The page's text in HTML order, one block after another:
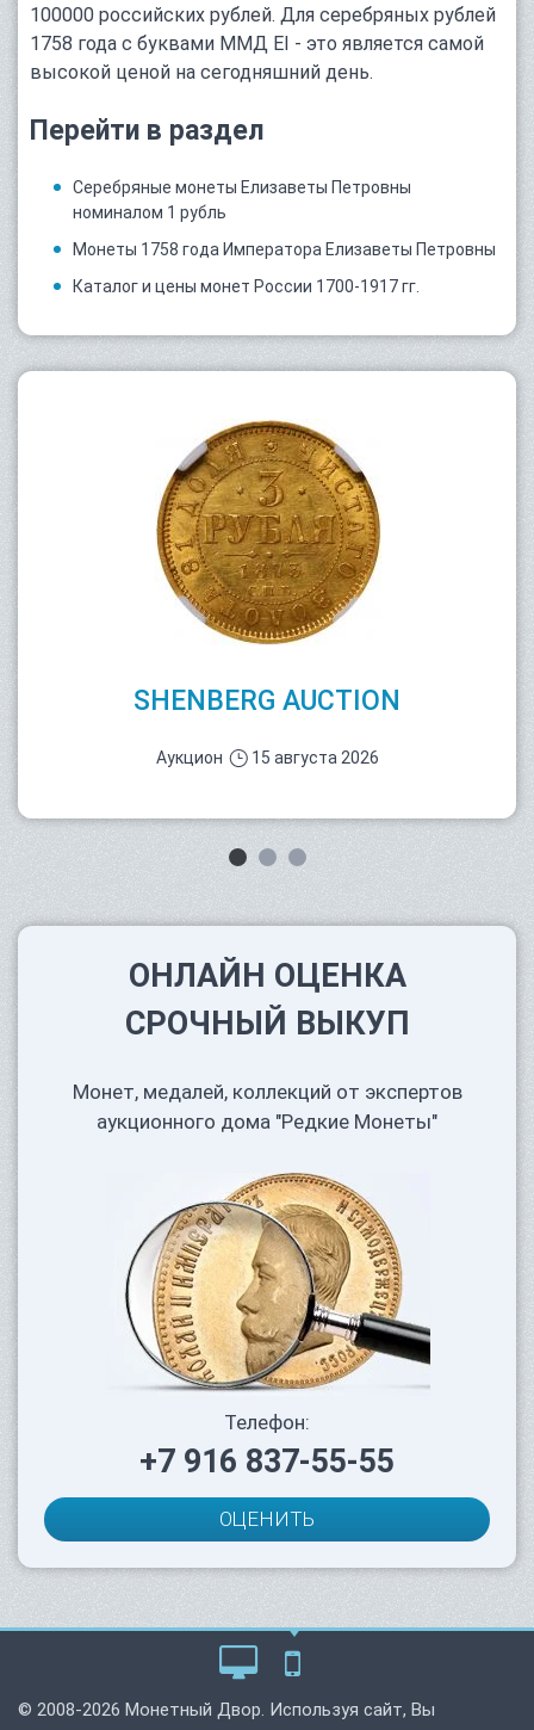
100000 российских рублей. Для серебряных рублей
1758 года с буквами ММД ЕI - это является самой
высокой ценой на сегодняшний день.
Перейти в раздел
Серебряные монеты Елизаветы Петровны
номиналом 1 рубль
Монеты 1758 года Императора Елизаветы Петровны
Каталог и цены монет России 1700-1917 гг.
SHENBERG AUCTION
Аукцион 15 августа 2026
ОНЛАЙН ОЦЕНКА
СРОЧНЫЙ ВЫКУП
Монет, медалей, коллекций от экспертов
аукционного дома "Редкие Монеты"
Телефон:
+7 916 837-55-55
ОЦЕНИТЬ
© 2008-2026 Монетный Двор. Используя сайт, Вы